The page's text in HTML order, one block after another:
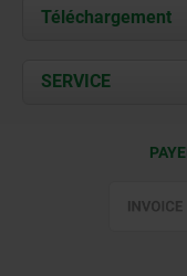
À propos de
Contact
Téléchargement
Documents
SERVICE